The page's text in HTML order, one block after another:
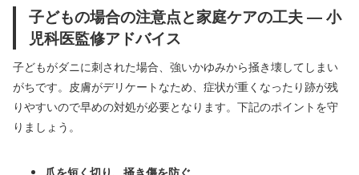
子どもの場合の注意点と家庭ケアの工夫 ― 小
児科医監修アドバイス
子どもがダニに刺された場合、強いかゆみから掻き壊してしまい
がちです。皮膚がデリケートなため、症状が重くなったり跡が残
りやすいので早めの対処が必要となります。下記のポイントを守
りましょう。